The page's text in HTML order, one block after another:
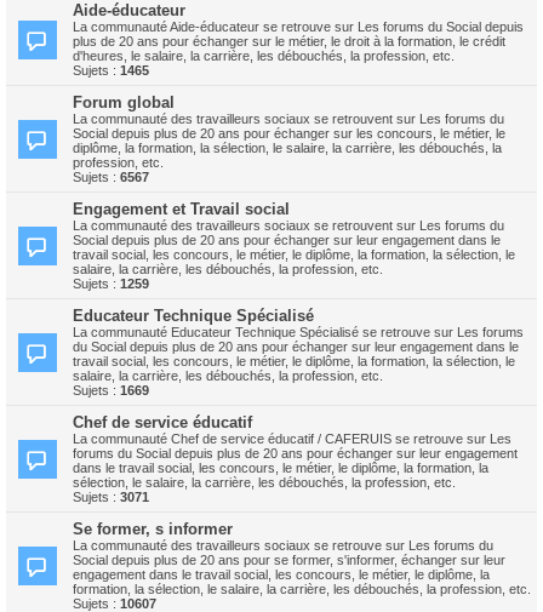
Aide-éducateur
La communauté Aide-éducateur se retrouve sur Les forums du Social depuis
plus de 20 ans pour échanger sur le métier, le droit à la formation, le crédit
d'heures, le salaire, la carrière, les débouchés, la profession, etc.
Sujets : 1465
Forum global
La communauté des travailleurs sociaux se retrouvent sur Les forums du
Social depuis plus de 20 ans pour échanger sur les concours, le métier, le
diplôme, la formation, la sélection, le salaire, la carrière, les débouchés, la
profession, etc.
Sujets : 6567
Engagement et Travail social
La communauté des travailleurs sociaux se retrouvent sur Les forums du
Social depuis plus de 20 ans pour échanger sur leur engagement dans le
travail social, les concours, le métier, le diplôme, la formation, la sélection, le
salaire, la carrière, les débouchés, la profession, etc.
Sujets : 1259
Educateur Technique Spécialisé
La communauté Educateur Technique Spécialisé se retrouve sur Les forums
du Social depuis plus de 20 ans pour échanger sur leur engagement dans le
travail social, les concours, le métier, le diplôme, la formation, la sélection, le
salaire, la carrière, les débouchés, la profession, etc.
Sujets : 1669
Chef de service éducatif
La communauté Chef de service éducatif / CAFERUIS se retrouve sur Les
forums du Social depuis plus de 20 ans pour échanger sur leur engagement
dans le travail social, les concours, le métier, le diplôme, la formation, la
sélection, le salaire, la carrière, les débouchés, la profession, etc.
Sujets : 3071
Se former, s informer
La communauté des travailleurs sociaux se retrouve sur Les forums du
Social depuis plus de 20 ans pour se former, s'informer, échanger sur leur
engagement dans le travail social, les concours, le métier, le diplôme, la
formation, la sélection, le salaire, la carrière, les débouchés, la profession, etc.
Sujets : 10607